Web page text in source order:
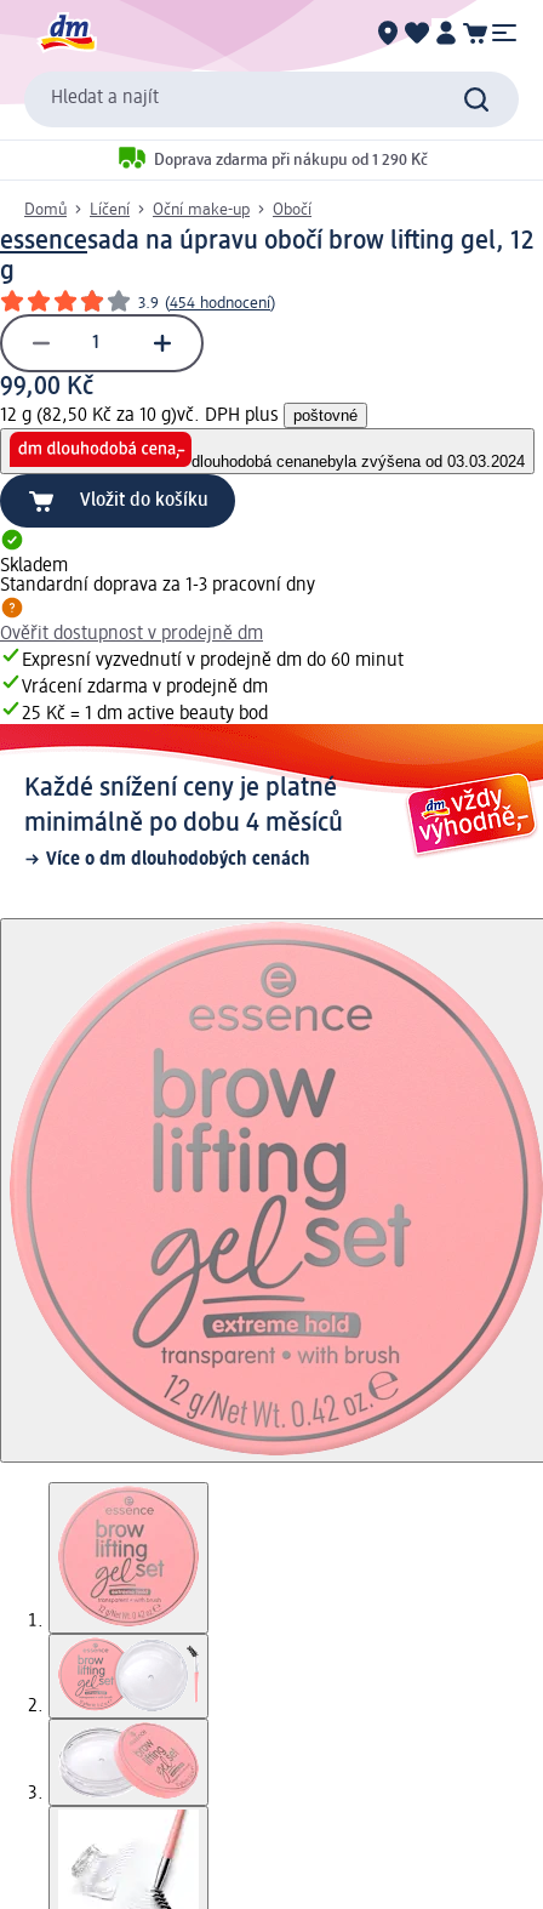
Hledat a najít
Doprava zdarma při nákupu od 1 290 Kč
Domů Líčení Oční make-up Obočí
essencesada na úpravu obočí brow lifting gel, 12
g
3.9 (454 hodnocení)
99,00 Kč
12 g (82,50 Kč za 10 g)vč. DPH plus poštovné
dlouhodobá cenanebyla zvýšena od 03.03.2024
Vložit do košíku
Skladem
Standardní doprava za 1-3 pracovní dny
Ověřit dostupnost v prodejně dm
Expresní vyzvednutí v prodejně dm do 60 minut
Vrácení zdarma v prodejně dm
25 Kč = 1 dm active beauty bod
Každé snížení ceny je platné
minimálně po dobu 4 měsíců
Více o dm dlouhodobých cenách